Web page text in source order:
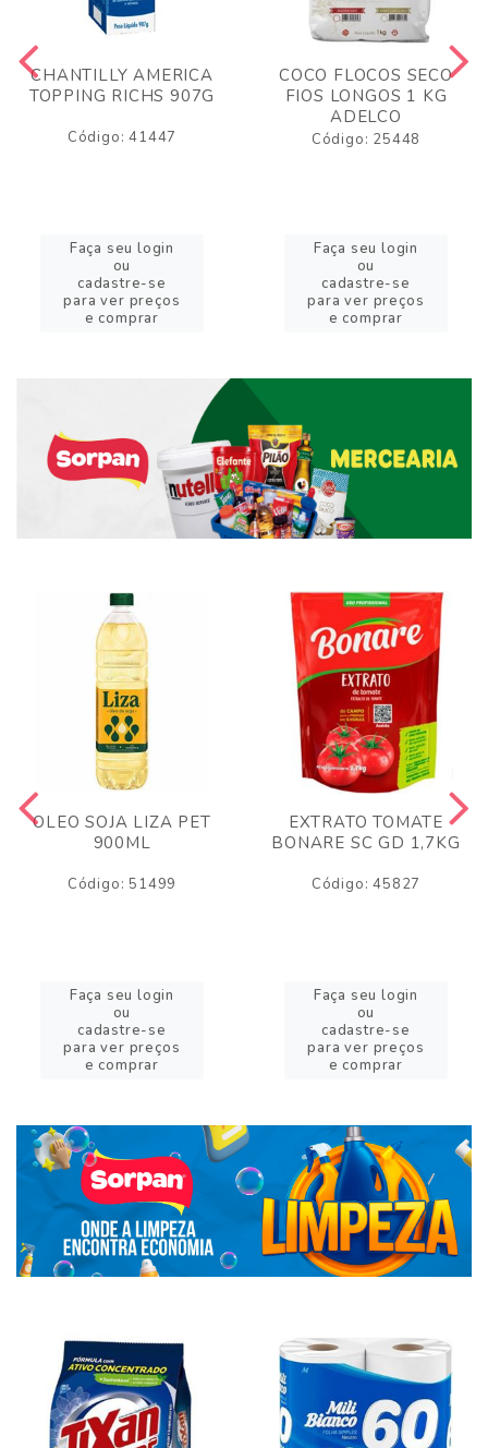
CHANTILLY AMERICA
TOPPING RICHS 907G
Código: 41447
Faça seu login
ou
cadastre-se
para ver preços
e comprar
COCO FLOCOS SECO
FIOS LONGOS 1 KG
ADELCO
Código: 25448
Faça seu login
ou
cadastre-se
para ver preços
e comprar
OLEO SOJA LIZA PET
900ML
Código: 51499
Faça seu login
ou
cadastre-se
para ver preços
e comprar
EXTRATO TOMATE
BONARE SC GD 1,7KG
Código: 45827
Faça seu login
ou
cadastre-se
para ver preços
e comprar